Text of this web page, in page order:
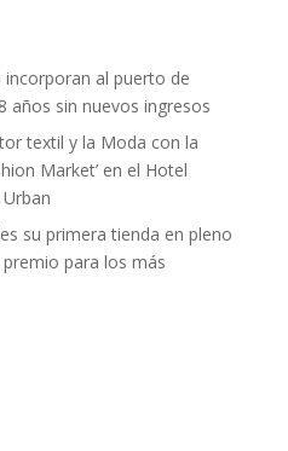
al puerto de
años sin nuevos ingresos
textil y la Moda con la
Market’ en el Hotel
su primera tienda en pleno
para los más